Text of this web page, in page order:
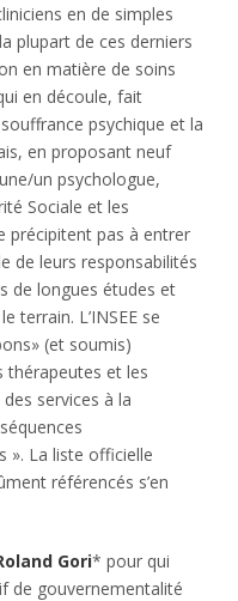
en de simples
plupart de ces derniers
en matière de soins
en découle, fait
psychique et la
en proposant neuf
un psychologue,
Sociale et les
précipitent pas à entrer
de leurs responsabilités
de longues études et
terrain. L’INSEE se
(et soumis)
thérapeutes et les
services à la
». La liste officielle
référencés s’en
Gori* pour qui
de gouvernementalité